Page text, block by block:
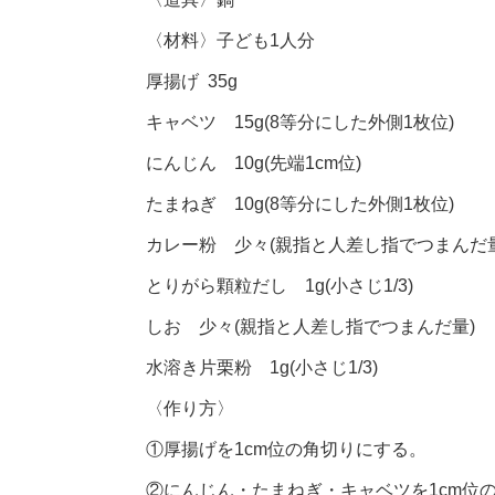
〈材料〉子ども1人分
厚揚げ 35g
キャベツ 15g(8等分にした外側1枚位)
にんじん 10g(先端1cm位)
たまねぎ 10g(8等分にした外側1枚位)
カレー粉 少々(親指と人差し指でつまんだ
とりがら顆粒だし 1g(小さじ1/3)
しお 少々(親指と人差し指でつまんだ量)
水溶き片栗粉 1g(小さじ1/3)
〈作り方〉
①厚揚げを1cm位の角切りにする。
②にんじん・たまねぎ・キャベツを1cm位の